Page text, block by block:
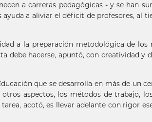
a carreras pedagógicas - y se han
ayuda a aliviar el déficit de profesores, al
a la preparación metodológica de los
debe hacerse, apuntó, con creatividad y
que se desarrolla en más de un
aspectos, los métodos de trabajo,
acotó, es llevar adelante con rigor